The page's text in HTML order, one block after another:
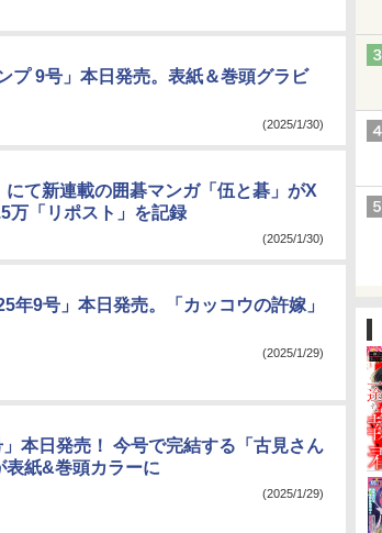
プ 9号」本日発売。表紙＆巻頭グラビ
(2025/1/30)
にて新連載の囲碁マンガ「伍と碁」がX
万「リポスト」を記録
(2025/1/30)
年9号」本日発売。「カッコウの許嫁」
(2025/1/29)
」本日発売！ 今号で完結する「古見さん
表紙&巻頭カラーに
(2025/1/29)